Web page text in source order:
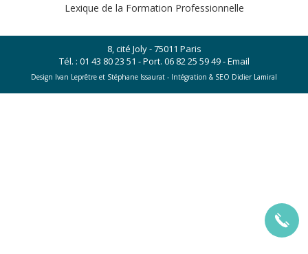
Lexique de la Formation Professionnelle
8, cité Joly - 75011 Paris
Tél. : 01 43 80 23 51 - Port. 06 82 25 59 49-Email
Design Ivan Leprêtre et Stéphane Issaurat - Intégration & SEO Didier Lamiral